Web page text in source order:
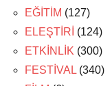
EĞİTİM (127)
ELEŞTİRİ (124)
ETKİNLİK (300)
FESTİVAL (340)